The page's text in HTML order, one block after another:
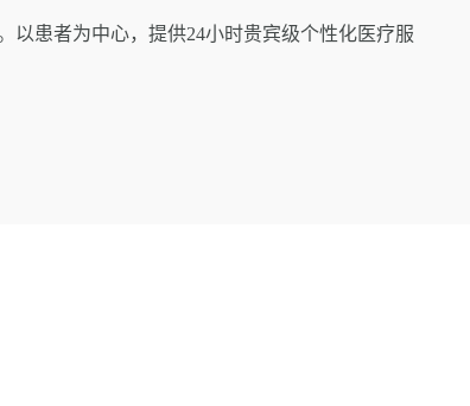
以患者为中心，提供24小时贵宾级个性化医疗服